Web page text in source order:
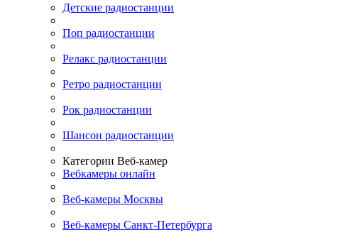
Детские радиостанции
Поп радиостанции
Релакс радиостанции
Ретро радиостанции
Рок радиостанции
Шансон радиостанции
Категории Веб-камер
Вебкамеры онлайн
Веб-камеры Москвы
Веб-камеры Санкт-Петербурга